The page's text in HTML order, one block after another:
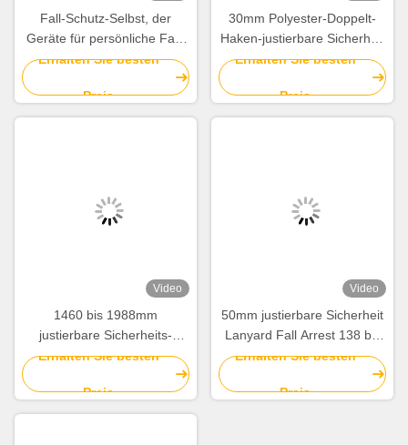
Fall-Schutz-Selbst, der
Geräte für persönliche Fall-
Festnahme-Systeme
Erhalten Sie besten
Preis
30mm Polyester-Doppelt-
Haken-justierbare Sicherheit
Lanyard Roofing Fall
Erhalten Sie besten
Preis
Video
1460 bis 1988mm
justierbare Sicherheits-
Lanyard Yellow Energy
Absorber Kernmantle-Seil-
Abzugsleine
Erhalten Sie besten
Preis
Video
50mm justierbare Sicherheit
Lanyard Fall Arrest 138 bis
180cm
materials
Erhalten Sie besten
Preis